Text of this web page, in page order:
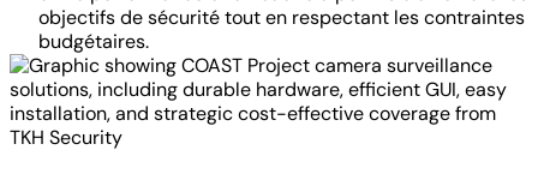
objectifs de sécurité tout en respectant les contraintes
budgétaires.